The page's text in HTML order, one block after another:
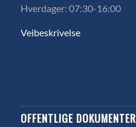
Hverdager: 07:30-16:00
Veibeskrivelse
OFFENTLIGE DOKUMENTER